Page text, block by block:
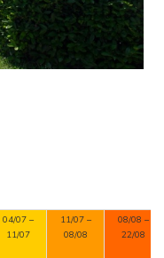
04/07 –
11/07
11/07 –
08/08
08/08 –
22/08